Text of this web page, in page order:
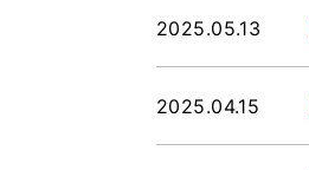
2025.05.13
2025.04.15